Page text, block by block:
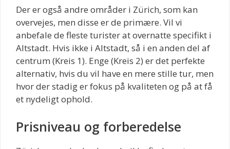
Der er også andre områder i Zürich, som kan
overvejes, men disse er de primære. Vil vi
anbefale de fleste turister at overnatte specifikt i
Altstadt. Hvis ikke i Altstadt, så i en anden del af
centrum (Kreis 1). Enge (Kreis 2) er det perfekte
alternativ, hvis du vil have en mere stille tur, men
hvor der stadig er fokus på kvaliteten og på at få
et nydeligt ophold.
Prisniveau og forberedelse